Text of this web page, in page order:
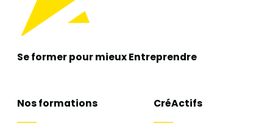
Se former pour mieuxEntreprendre
Nos formations CréActifs